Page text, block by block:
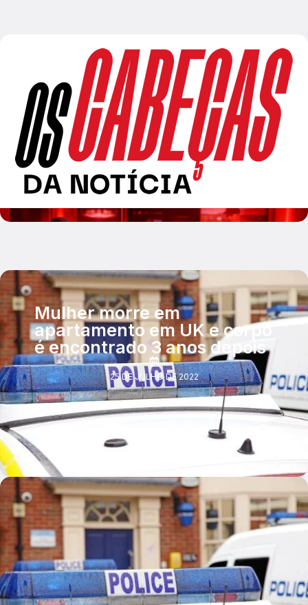
Mulher morre em
apartamento em UK e corpo
é encontrado 3 anos depois
25 DE JULHO DE 2022